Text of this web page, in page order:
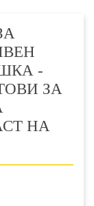
-
ЗА
НА